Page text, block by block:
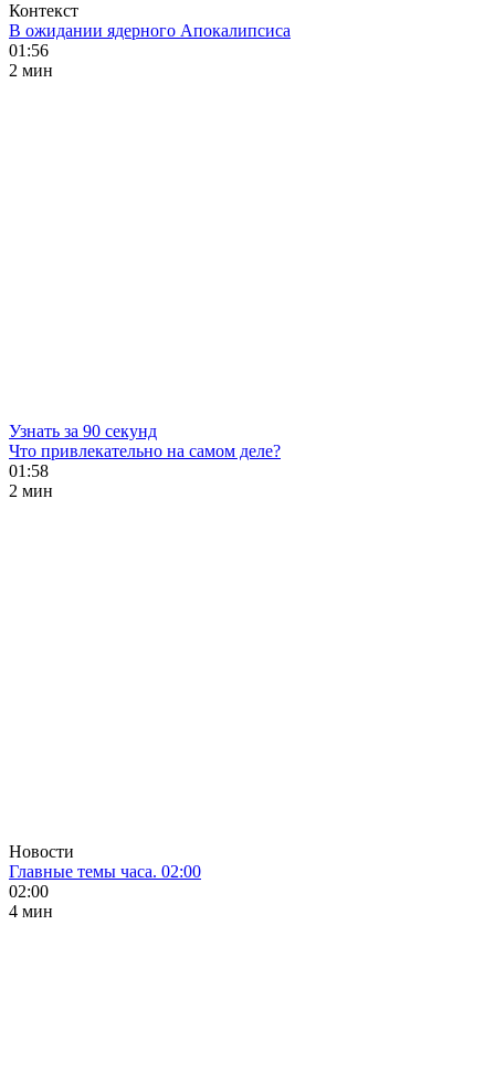
Контекст
В ожидании ядерного Апокалипсиса
01:56
2 мин
Узнать за 90 секунд
Что привлекательно на самом деле?
01:58
2 мин
Новости
Главные темы часа. 02:00
02:00
4 мин